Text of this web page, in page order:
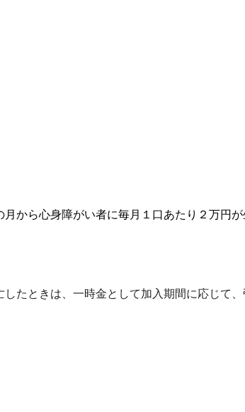
から心身障がい者に毎月１口あたり２万円
たときは、一時金として加入期間に応じて